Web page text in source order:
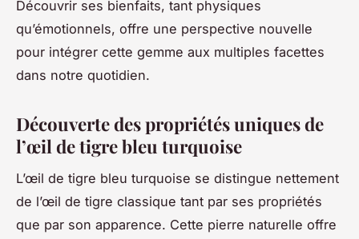
Découvrir ses bienfaits, tant physiques
qu’émotionnels, offre une perspective nouvelle
pour intégrer cette gemme aux multiples facettes
dans notre quotidien.
Découverte des propriétés uniques de
l’œil de tigre bleu turquoise
L’œil de tigre bleu turquoise se distingue nettement
de l’œil de tigre classique tant par ses propriétés
que par son apparence. Cette pierre naturelle offre